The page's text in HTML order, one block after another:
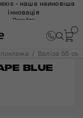
- наша найновіша
інновація
Перейти
Валіза 55 см
BLUE